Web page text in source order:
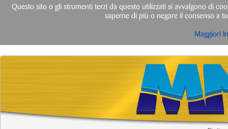
Questo sito o gli strumenti terzi da questo utilizzati si avvalgono di
saperne di più o negare il consenso a
Maggiori